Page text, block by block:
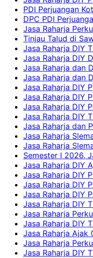
PDI Perjuangan
DPC PDI
Jasa Raharja
Tinjau Talud di
Jasa Raharja DIY
Jasa Raharja DIY
Jasa Raharja dan
Jasa Raharja dan
Jasa Raharja DIY
Jasa Raharja DIY
Jasa Raharja DIY
Jasa Raharja DIY
Jasa Raharja dan
Jasa Raharja
Jasa Raharja
Semester I 2026,
Jasa Raharja DIY
Jasa Raharja DIY
Jasa Raharja DIY
Jasa Raharja DIY
Jasa Raharja DIY
Jasa Raharja
Jasa Raharja DIY
Jasa Raharja Ajak
Jasa Raharja
Jasa Raharja DIY